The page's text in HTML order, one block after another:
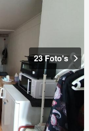
23 Foto's